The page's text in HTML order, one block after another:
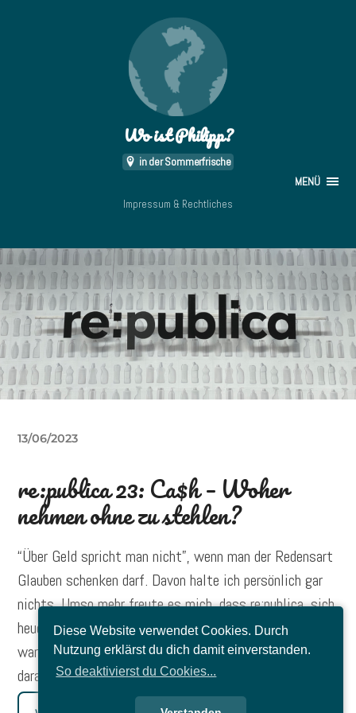
Diese Website verwendet Cookies. Durch
Nutzung erklärst du dich damit einverstanden.
So deaktivierst du Cookies...
Wo ist Philipp?
in der Sommerfrische
MENÜ
Impressum & Rechtliches
13/06/2023
re:publica 23: Ca$h – Woher
nehmen ohne zu stehlen?
“Über Geld spricht man nicht”, wenn man der Redensart
Glauben schenken darf. Davon halte ich persönlich gar
nichts. Umso mehr freute es mich, dass re:publica, sich
heuer diesem sensiblen Thema annahm. Wortwörtlich
war ich nicht nur dabei, sondern mittendrin. Was ich
daraus mitgenommen habe, liest du hier.